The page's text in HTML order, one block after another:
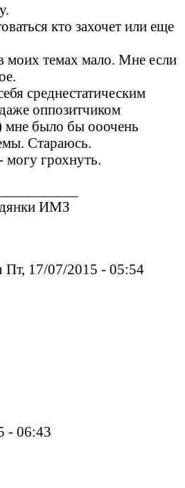
кто захочет или еще
моих темах мало. Мне если
среднестатическим
оппозитчиком
мне было бы ооочень
Стараюсь.
могу грохнуть.
ИМЗ
Пт, 17/07/2015 - 05:54
- 06:43